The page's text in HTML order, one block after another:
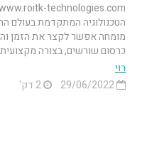
הטכנולוגיה המתקדמת בעולם
מומחה אפשר לקצר את הזמן
כרסום שורשים, בצורה
רוי